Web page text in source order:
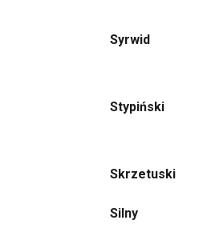
Syrwid
Stypiński
Skrzetuski
Silny